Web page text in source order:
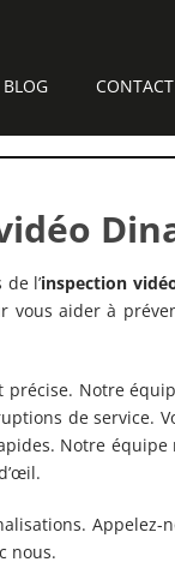
BLOG CONTACT
l’inspection
aider à
précise. Notre
de service.
Notre
nous.